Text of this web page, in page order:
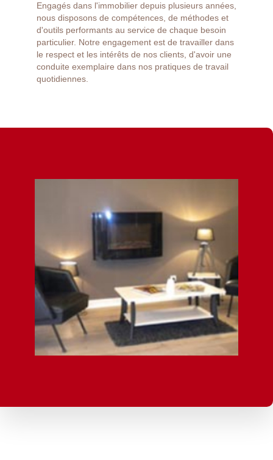
Engagés dans l'immobilier depuis plusieurs années,
nous disposons de compétences, de méthodes et
d'outils performants au service de chaque besoin
particulier. Notre engagement est de travailler dans
le respect et les intérêts de nos clients, d'avoir une
conduite exemplaire dans nos pratiques de travail
quotidiennes.